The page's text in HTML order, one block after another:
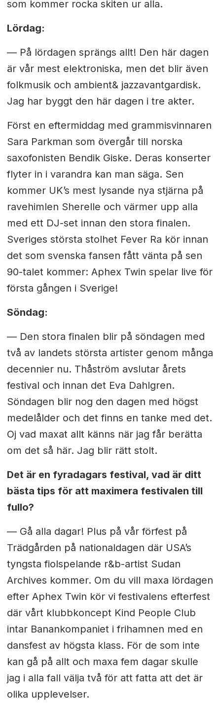
som kommer rocka skiten ur alla.
Lördag:
— På lördagen sprängs allt! Den här dagen
är vår mest elektroniska, men det blir även
folkmusik och ambient& jazzavantgardisk.
Jag har byggt den här dagen i tre akter.
Först en eftermiddag med grammisvinnaren
Sara Parkman som övergår till norska
saxofonisten Bendik Giske. Deras konserter
flyter in i varandra kan man säga. Sen
kommer UK’s mest lysande nya stjärna på
ravehimlen Sherelle och värmer upp alla
med ett DJ-set innan den stora finalen.
Sveriges största stolhet Fever Ra kör innan
det som svenska fansen fått vänta på sen
90-talet kommer: Aphex Twin spelar live för
första gången i Sverige!
Söndag:
— Den stora finalen blir på söndagen med
två av landets största artister genom många
decennier nu. Thåström avslutar årets
festival och innan det Eva Dahlgren.
Söndagen blir nog den dagen med högst
medelålder och det finns en tanke med det.
Oj vad maxat allt känns när jag får berätta
om det så här. Jag blir rätt stolt.
Det är en fyradagars festival, vad är ditt
bästa tips för att maximera festivalen till
fullo?
— Gå alla dagar! Plus på vår förfest på
Trädgården på nationaldagen där USA’s
tyngsta fiolspelande r&b-artist Sudan
Archives kommer. Om du vill maxa lördagen
efter Aphex Twin kör vi festivalens efterfest
där vårt klubbkoncept Kind People Club
intar Banankompaniet i frihamnen med en
dansfest av högsta klass. För de som inte
kan gå på allt och maxa fem dagar skulle
jag i alla fall välja två för att fatta att det är
olika upplevelser.